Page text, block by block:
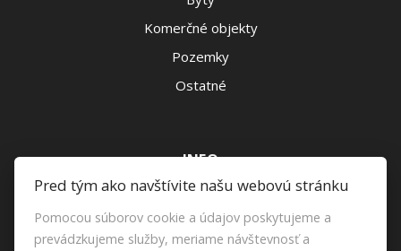
Komerčné objekty
Pozemky
Ostatné
INFO
Napíšte nám
Pred tým ako navštívite našu webovú stránku
Pomocou súborov cookie a údajov poskytujeme a
prevádzkujeme služby, meriame návštevnosť a